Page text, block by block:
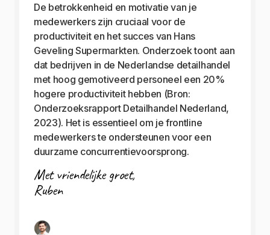
De betrokkenheid en motivatie van je
medewerkers zijn cruciaal voor de
productiviteit en het succes van Hans
Geveling Supermarkten. Onderzoek toont aan
dat bedrijven in de Nederlandse detailhandel
met hoog gemotiveerd personeel een 20%
hogere productiviteit hebben (Bron:
Onderzoeksrapport Detailhandel Nederland,
2023). Het is essentieel om je frontline
medewerkers te ondersteunen voor een
duurzame concurrentievoorsprong.
Met vriendelijke groet,
Ruben